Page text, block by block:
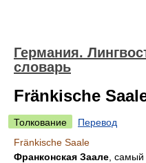
Германия.
словарь
Fränkische
Толкование
Перевод
Fränkische Saale
Франконская Заале ,